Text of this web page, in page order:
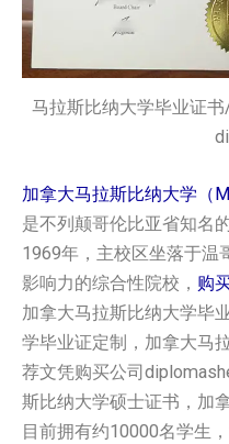
马拉斯比纳大学毕业证
加拿大马拉斯比纳大学（
是不列颠哥伦比亚省知名
1969年，主校区坐落于温
影响力的综合性院校， 购
加拿大马拉斯比纳大学毕
学毕业证定制，加拿大马
荐文凭购买公司
斯比纳大学硕士证书，加
目前拥有约10000名学生